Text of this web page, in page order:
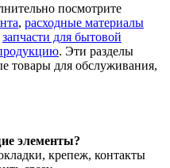
посмотрите
, расходные материалы
запчасти для бытовой
. Эти разделы
товары для обслуживания,
элементы?
крепеж, контакты